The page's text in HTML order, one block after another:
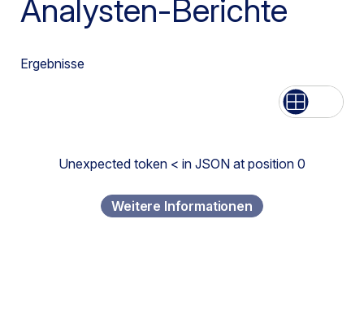
Analysten-Berichte
Ergebnisse
Aufführen
Netz
Unexpected token < in JSON at position 0
Weitere Informationen